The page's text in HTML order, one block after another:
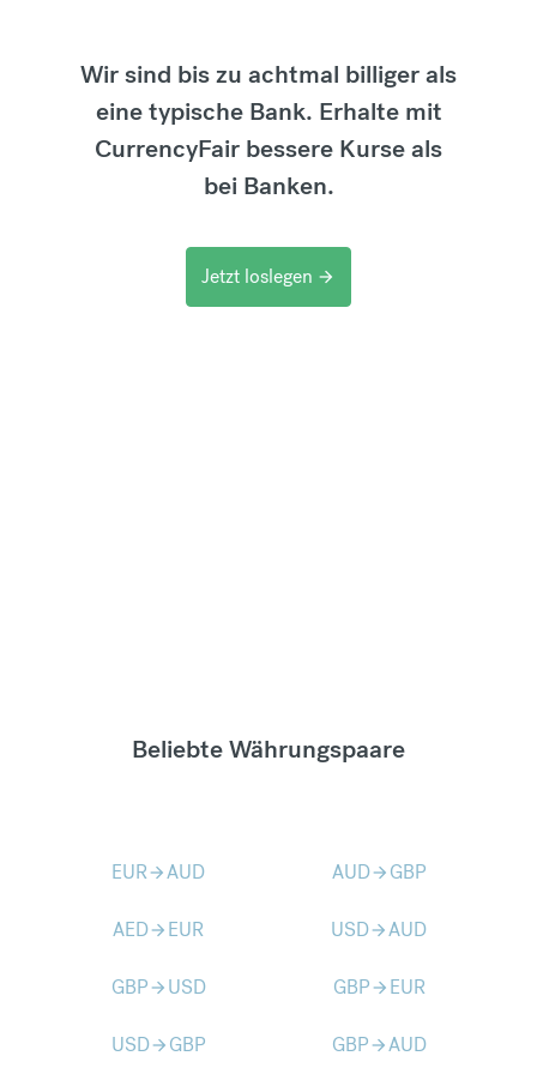
Wir sind bis zu achtmal billiger als
eine typische Bank. Erhalte mit
CurrencyFair bessere Kurse als
bei Banken.
Jetzt loslegen arrow_forward
Beliebte Währungspaare
EURarrow_forwardAUD AUDarrow_forward GBP
AEDarrow_forward EUR USDarrow_forwardAUD
GBParrow_forward USD GBParrow_forward EUR
USDarrow_forward GBP GBParrow_forwardAUD